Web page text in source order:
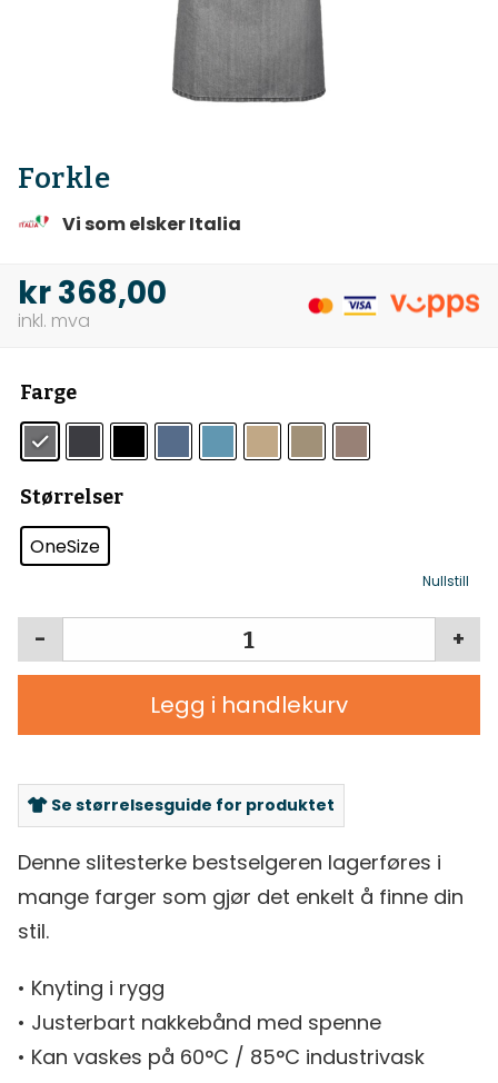
Forkle
Vi som elsker Italia
kr368,00
Farge
Størrelser
OneSize
Nullstill
+
-
Legg i handlekurv
Se størrelsesguide for produktet
Denne slitesterke bestselgeren lagerføres i
mange farger som gjør det enkelt å finne din
stil.
• Knyting i rygg
• Justerbart nakkebånd med spenne
• Kan vaskes på 60°C / 85°C industrivask